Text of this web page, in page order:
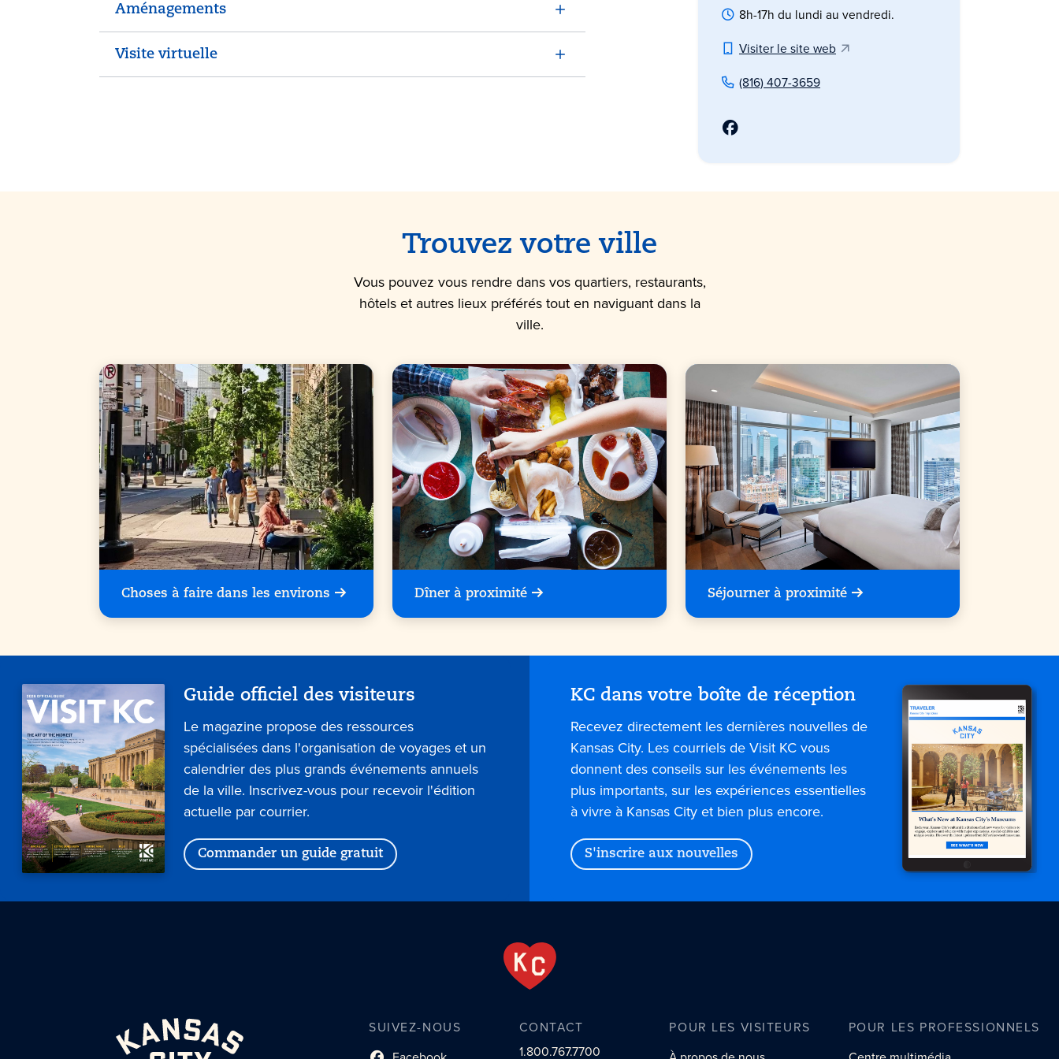
Aménagements
Visite virtuelle
8h-17h du lundi au vendredi.
Visiter le site web
(816) 407-3659
Trouvez votre ville
Vous pouvez vous rendre dans vos quartiers, restaurants,
hôtels et autres lieux préférés tout en naviguant dans la
ville.
Choses à faire dans les environs Dîner à proximité Séjourner à proximité
Guide officiel des visiteurs
Le magazine propose des ressources
spécialisées dans l'organisation de voyages et un
calendrier des plus grands événements annuels
de la ville. Inscrivez-vous pour recevoir l'édition
actuelle par courrier.
Commander un guide gratuit
KC dans votre boîte de réception
Recevez directement les dernières nouvelles de
Kansas City. Les courriels de Visit KC vous
donnent des conseils sur les événements les
plus importants, sur les expériences essentielles
à vivre à Kansas City et bien plus encore.
S'inscrire aux nouvelles
SUIVEZ-NOUS
CONTACT
1.800.767.7700
POUR LES VISITEURS
POUR LES PROFESSIONNELS